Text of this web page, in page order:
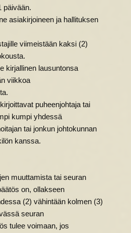
päivään.
asiakirjoineen ja hallituksen
viimeistään kaksi (2)
kirjallinen lausuntonsa
viikkoa
puheenjohtaja tai
kumpi yhdessä
tai jonkun johtokunnan
kanssa.
muuttamista tai seuran
on, ollakseen
(2) vähintään kolmen (3)
seuran
tulee voimaan, jos